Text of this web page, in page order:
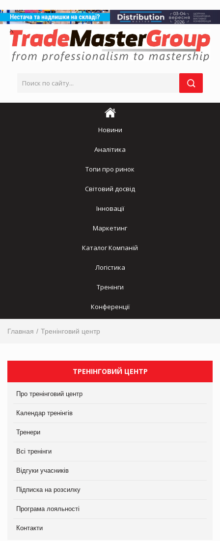
Новини
Аналітика
Топи про ринок
Світовий досвід
Інновації
Маркетинг
Каталог Компаній
Логістика
Тренінги
Конференції
Главная Тренінговий центр
ТРЕНІНГОВИЙ ЦЕНТР
Про тренінговий центр
Календар тренінгів
Тренери
Всі тренінги
Відгуки учасників
Підписка на розсилку
Програма лояльності
Контакти